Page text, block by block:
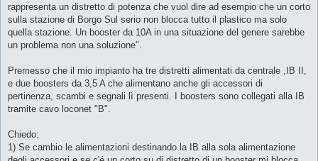
rappresenta un distretto di potenza che vuol dire ad esempio che un corto
sulla stazione di Borgo Sul serio non blocca tutto il plastico ma solo
quella stazione. Un booster da 10A in una situazione del genere sarebbe
un problema non una soluzione".
Premesso che il mio impianto ha tre distretti alimentati da centrale ,IB II,
e due boosters da 3,5 A che alimentano anche gli accessori di
pertinenza, scambi e segnali lì presenti. I boosters sono collegati alla IB
tramite cavo loconet "B".
Chiedo:
1) Se cambio le alimentazioni destinando la IB alla sola alimentazione